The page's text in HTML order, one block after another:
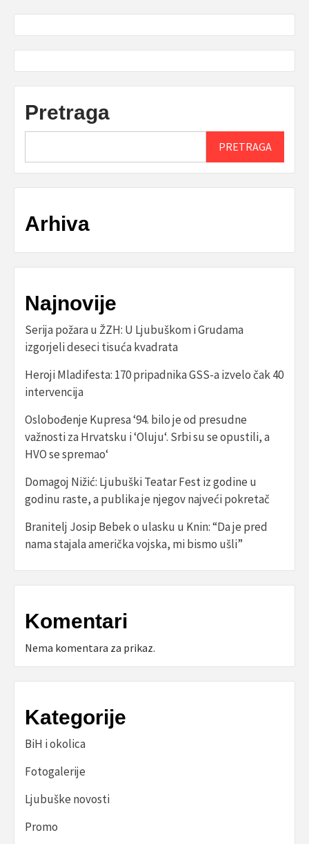
Pretraga
PRETRAGA
Arhiva
Najnovije
Serija požara u ŽZH: U Ljubuškom i Grudama
izgorjeli deseci tisuća kvadrata
Heroji Mladifesta: 170 pripadnika GSS-a izvelo čak 40
intervencija
Oslobođenje Kupresa ‘94. bilo je od presudne
važnosti za Hrvatsku i ‘Oluju‘. Srbi su se opustili, a
HVO se spremao‘
Domagoj Nižić: Ljubuški Teatar Fest iz godine u
godinu raste, a publika je njegov najveći pokretač
Branitelj Josip Bebek o ulasku u Knin: “Da je pred
nama stajala američka vojska, mi bismo ušli”
Komentari
Nema komentara za prikaz.
Kategorije
BiH i okolica
Fotogalerije
Ljubuške novosti
Promo